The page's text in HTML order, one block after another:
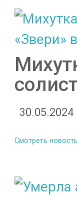
30.05.2024
Смотреть